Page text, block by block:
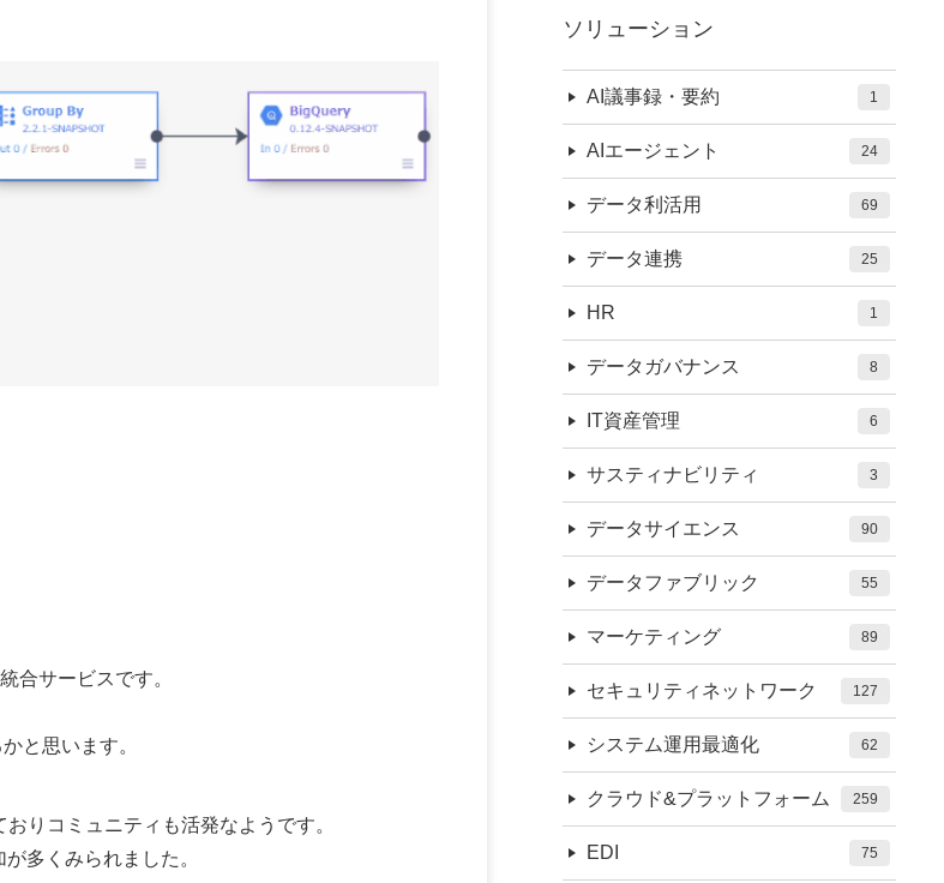
合サービスです。
と思います。
りコミュニティも活発なようです。
多くみられました。
ソリューション
AI議事録・要約 1
AIエージェント 24
データ利活用 69
データ連携 25
HR 1
データガバナンス 8
IT資産管理 6
サスティナビリティ 3
データサイエンス 90
データファブリック 55
マーケティング 89
セキュリティネットワーク 127
システム運用最適化 62
クラウド&プラットフォーム 259
EDI 75